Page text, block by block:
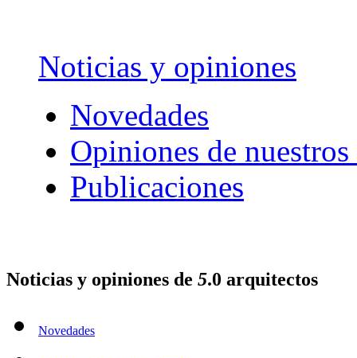
Noticias y opiniones
Novedades
Opiniones de
Publicaciones
Noticias y opiniones de 5.0 arquitectos
Novedades